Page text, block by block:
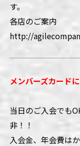
す。
各店のご案内
http://
メンバーズカード
当日のご入会でも
非！！
入会金、年会費は